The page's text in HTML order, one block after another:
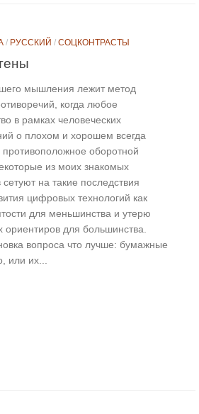
/ РУССКИЙ / СОЦКОНТРАСТЫ
мышления лежит метод
когда любое
в рамках человеческих
о плохом и хорошем всегда
противоположное оборотной
из моих знакомых
на такие последствия
цифровых технологий как
для меньшинства и утерю
ориентиров для большинства.
вопроса что лучше: бумажные
или их...